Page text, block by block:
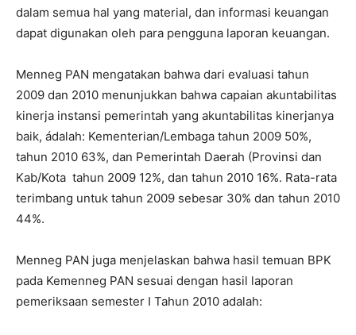
dalam semua hal yang material, dan informasi keuangan
dapat digunakan oleh para pengguna laporan keuangan.
Menneg PAN mengatakan bahwa dari evaluasi tahun
2009 dan 2010 menunjukkan bahwa capaian akuntabilitas
kinerja instansi pemerintah yang akuntabilitas kinerjanya
baik, ádalah: Kementerian/Lembaga tahun 2009 50%,
tahun 2010 63%, dan Pemerintah Daerah (Provinsi dan
Kab/Kota tahun 2009 12%, dan tahun 2010 16%. Rata-rata
terimbang untuk tahun 2009 sebesar 30% dan tahun 2010
44%.
Menneg PAN juga menjelaskan bahwa hasil temuan BPK
pada Kemenneg PAN sesuai dengan hasil laporan
pemeriksaan semester I Tahun 2010 adalah: